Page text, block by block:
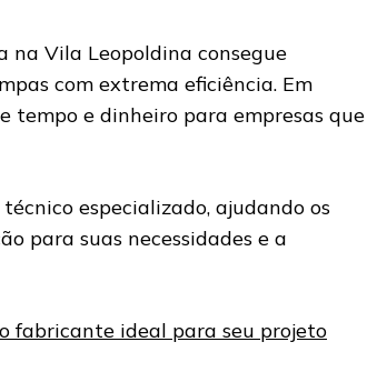
na Vila Leopoldina consegue
com extrema eficiência. Em
tempo e dinheiro para empresas que
especializado, ajudando os
para suas necessidades e a
fabricante ideal para seu projeto